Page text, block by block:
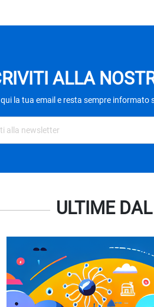
ALLA
la tua email e resta sempre informato
ULTIME